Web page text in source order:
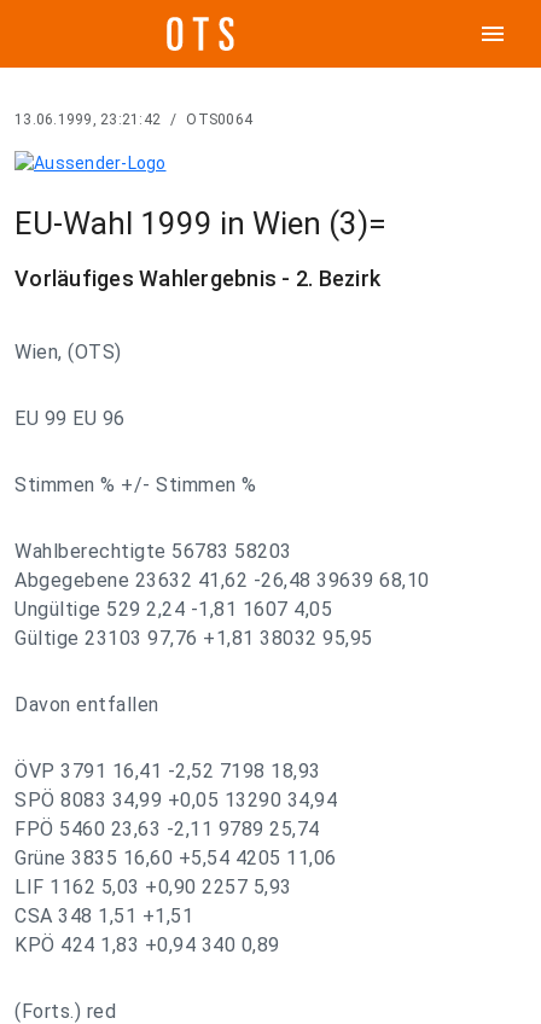
menu
13.06.1999, 23:21:42 / OTS0064
EU-Wahl 1999 in Wien (3)=
Vorläufiges Wahlergebnis - 2. Bezirk
Wien, (OTS)
EU 99 EU 96
Stimmen % +/- Stimmen %
Wahlberechtigte 56783 58203
Abgegebene 23632 41,62 -26,48 39639 68,10
Ungültige 529 2,24 -1,81 1607 4,05
Gültige 23103 97,76 +1,81 38032 95,95
Davon entfallen
ÖVP 3791 16,41 -2,52 7198 18,93
SPÖ 8083 34,99 +0,05 13290 34,94
FPÖ 5460 23,63 -2,11 9789 25,74
Grüne 3835 16,60 +5,54 4205 11,06
LIF 1162 5,03 +0,90 2257 5,93
CSA 348 1,51 +1,51
KPÖ 424 1,83 +0,94 340 0,89
(Forts.) red